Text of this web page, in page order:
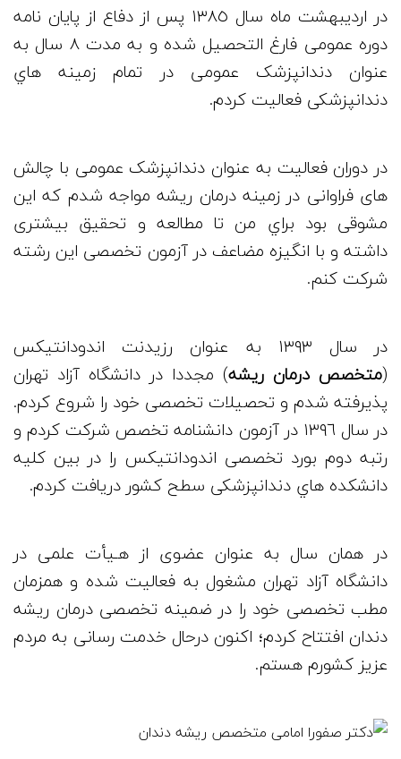
در ارديبهشت ماه سال ١٣٨٥ پس از دفاع از پايان نامه
دوره عمومی فارغ التحصيل شده و به مدت ٨ سال به
عنوان دندانپزشک عمومی در تمام زمينه هاي
دندانپزشکی فعاليت كردم.
در دوران فعاليت به عنوان دندانپزشک عمومی با چالش
های فراوانی در زمينه درمان ریشه مواجه شدم كه اين
مشوقی بود براي من تا مطالعه و تحقيق بيشتری
داشته و با انگيزه مضاعف در آزمون تخصصی اين رشته
شركت كنم.
در سال ١٣٩٣ به عنوان رزيدنت اندودانتيكس
(متخصص درمان ریشه) مجددا در دانشگاه آزاد تهران
پذيرفته شدم و تحصيلات تخصصی خود را شروع كردم.
در سال ١٣٩٦ در آزمون دانشنامه تخصص شركت كردم و
رتبه دوم بورد تخصصی اندودانتيكس را در بين كليه
دانشكده هاي دندانپزشكی سطح كشور دريافت كردم.
در همان سال به عنوان عضوی از هـيأت علمی در
دانشگاه آزاد تهران مشغول به فعاليت شده و همزمان
مطب تخصصی خود را در ضمینه تخصصی درمان ریشه
دندان افتتاح كردم؛ اکنون درحال خدمت رسانی به مردم
عزیز کشورم هستم.